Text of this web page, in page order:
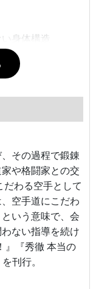
身体構造
造
…
いのか？
ズム
さの正体）
の傾斜
その過程で鍛錬
や格闘家との交
わる空手として
空手道にこだわ
いう意味で、会
ない指導を続け
』『秀徹 本当の
刊行。